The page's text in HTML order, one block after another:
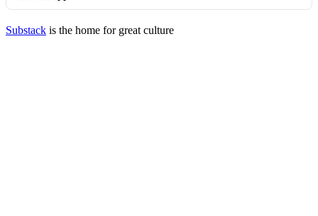
Substack is the home for great culture